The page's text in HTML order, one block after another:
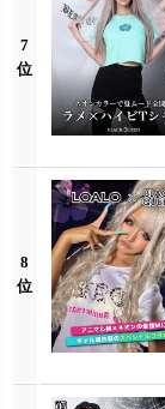
7
位
8
位